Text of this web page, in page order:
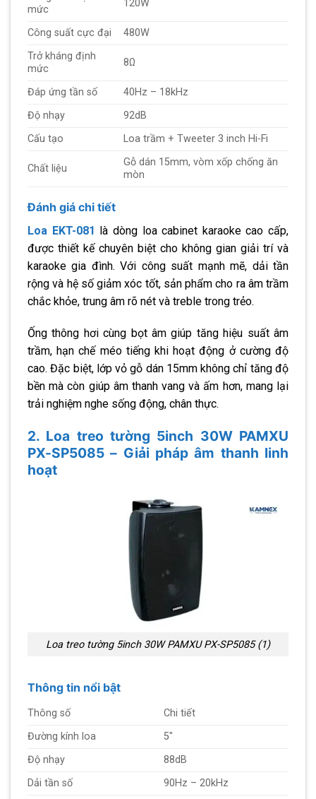
mức
120W
Công suất cực đại
480W
Trở kháng định
mức
8Ω
Đáp ứng tần số
40Hz – 18kHz
Độ nhạy
92dB
Cấu tạo
Loa trầm + Tweeter 3 inch Hi-Fi
Chất liệu
Gỗ dán 15mm, vòm xốp chống ăn
mòn
Đánh giá chi tiết
Loa EKT-081 là dòng loa cabinet karaoke cao cấp,
được thiết kế chuyên biệt cho không gian giải trí và
karaoke gia đình. Với công suất mạnh mẽ, dải tần
rộng và hệ số giảm xóc tốt, sản phẩm cho ra âm trầm
chắc khỏe, trung âm rõ nét và treble trong trẻo.
Ống thông hơi cùng bọt âm giúp tăng hiệu suất âm
trầm, hạn chế méo tiếng khi hoạt động ở cường độ
cao. Đặc biệt, lớp vỏ gỗ dán 15mm không chỉ tăng độ
bền mà còn giúp âm thanh vang và ấm hơn, mang lại
trải nghiệm nghe sống động, chân thực.
2. Loa treo tường 5inch 30W PAMXU
PX-SP5085 – Giải pháp âm thanh linh
hoạt
Loa treo tường 5inch 30W PAMXU PX-SP5085 (1)
Thông tin nổi bật
Thông số
Chi tiết
Đường kính loa
5″
Độ nhạy
88dB
Dải tần số
90Hz – 20kHz